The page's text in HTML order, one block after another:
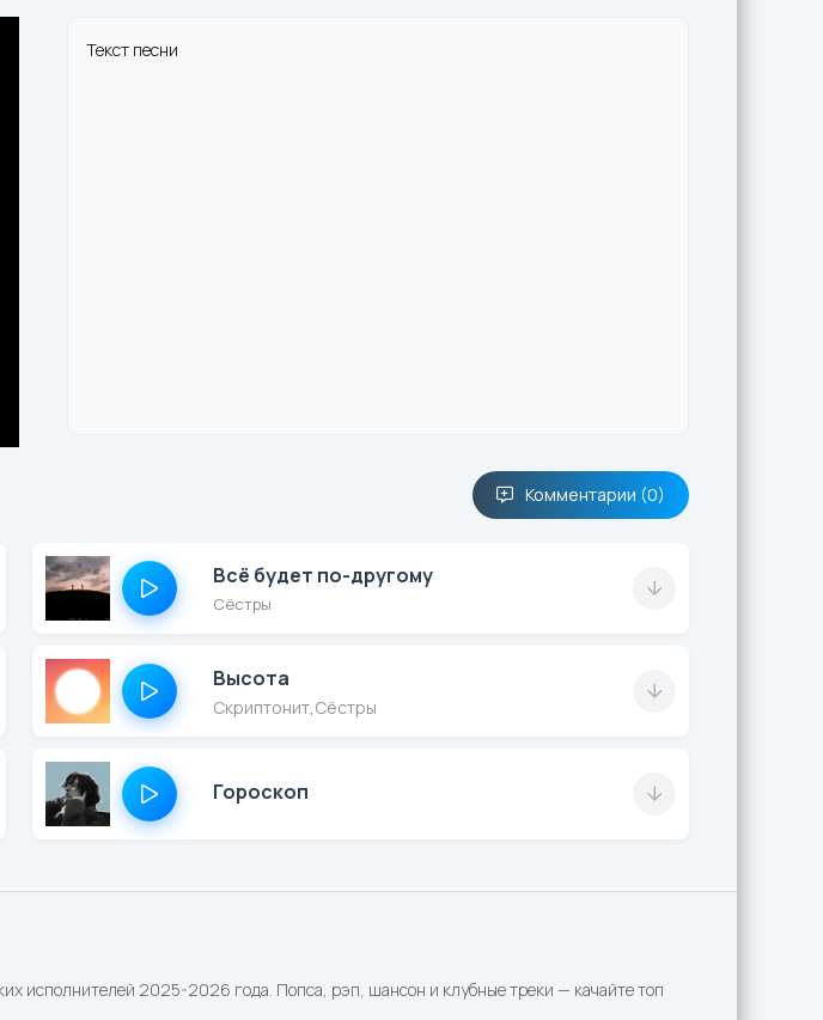
исполнителей 2025-2026 года. Попса, рэп, шансон и клубные треки — качайте топ
Текст песни
Комментарии (0)
Всё будет по-другому
Сёстры
Высота
Скриптонит Сёстры
Гороскоп